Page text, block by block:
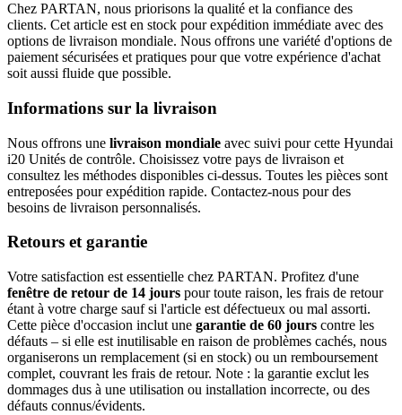
Chez PARTAN, nous priorisons la qualité et la confiance des
clients. Cet article est en stock pour expédition immédiate avec des
options de livraison mondiale. Nous offrons une variété d'options de
paiement sécurisées et pratiques pour que votre expérience d'achat
soit aussi fluide que possible.
Informations sur la livraison
Nous offrons une livraison mondiale avec suivi pour cette Hyundai
i20 Unités de contrôle. Choisissez votre pays de livraison et
consultez les méthodes disponibles ci-dessus. Toutes les pièces sont
entreposées pour expédition rapide. Contactez-nous pour des
besoins de livraison personnalisés.
Retours et garantie
Votre satisfaction est essentielle chez PARTAN. Profitez d'une
fenêtre de retour de 14 jours pour toute raison, les frais de retour
étant à votre charge sauf si l'article est défectueux ou mal assorti.
Cette pièce d'occasion inclut une garantie de 60 jours contre les
défauts – si elle est inutilisable en raison de problèmes cachés, nous
organiserons un remplacement (si en stock) ou un remboursement
complet, couvrant les frais de retour. Note : la garantie exclut les
dommages dus à une utilisation ou installation incorrecte, ou des
défauts connus/évidents.